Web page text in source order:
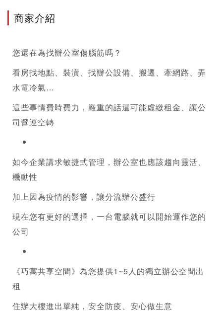
商家介紹
您還在為找辦公室傷腦筋嗎？
看房找地點、裝潢、找辦公設備、搬遷、牽網路、弄
水電冷氣…
這些事情費時費力，嚴重的話還可能虛繳租金、讓公
司營運空轉
如今企業講求敏捷式管理，辦公室也應該趨向靈活、
機動性
加上因為疫情的影響，讓分流辦公盛行
現在您有更好的選擇，一台電腦就可以開始運作您的
公司
《巧寓共享空間》為您提供1~5人的獨立辦公空間出
租
住辦大樓進出單純，安全防疫、安心做生意